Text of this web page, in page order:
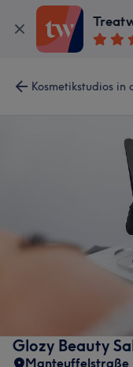
Kosmetikstudios in
Glozy Beauty
Manteuffelstraße